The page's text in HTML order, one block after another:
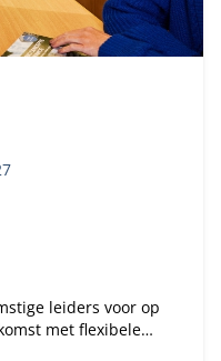
leiders voor op
met flexibele